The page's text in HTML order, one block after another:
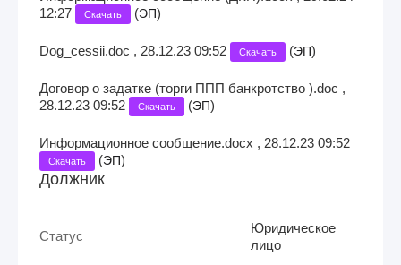
12:27
Скачать (ЭП)
Dog_cessii.doc , 28.12.23 09:52 Скачать (ЭП)
Договор о задатке (торги ППП банкротство ).doc ,
28.12.23 09:52
Скачать (ЭП)
Информационное сообщение.docx , 28.12.23 09:52
Скачать (ЭП)
Должник
Статус
Юридическое
лицо